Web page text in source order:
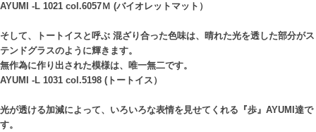
AYUMI -L 1021 col.6057Ｍ (バイオレットマット）
そして、トートイスと呼ぶ 混ざり合った色味は、晴れた光を透した部分がス
テンドグラスのように輝きます。
無作為に作り出された模様は、唯一無二です。
AYUMI -L 1031 col.5198 (トートイス）
光が透ける加減によって、いろいろな表情を見せてくれる『歩』AYUMI達で
す。